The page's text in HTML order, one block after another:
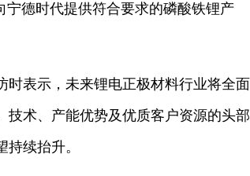
宁德时代提供符合要求的磷酸铁锂产
表示，未来锂电正极材料行业将全面
术、产能优势及优质客户资源的头部
续抬升。